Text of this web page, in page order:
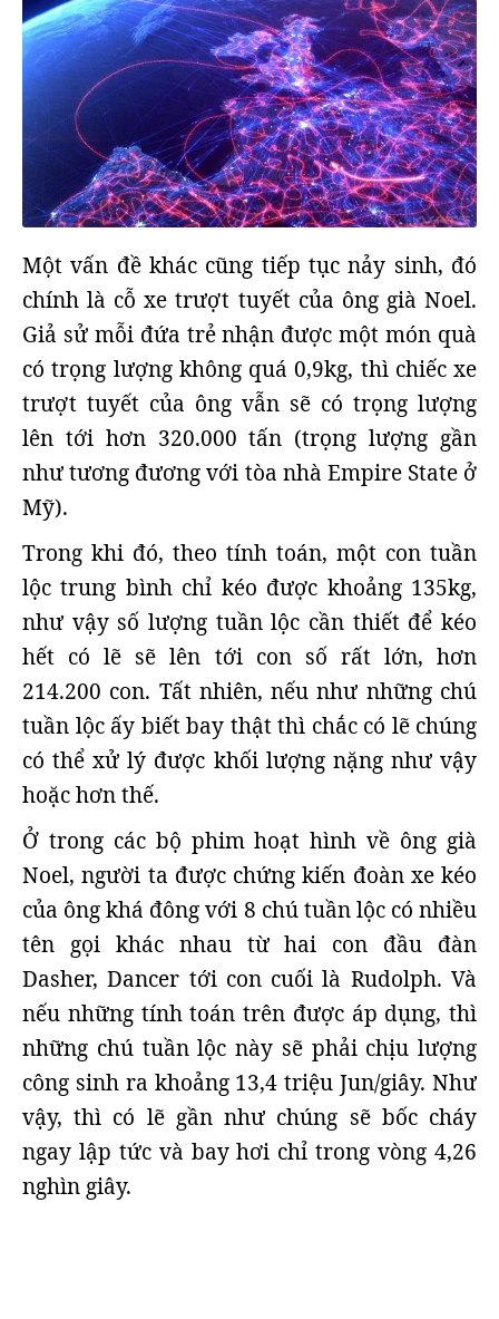
Một vấn đề khác cũng tiếp tục nảy sinh, đó
chính là cỗ xe trượt tuyết của ông già Noel.
Giả sử mỗi đứa trẻ nhận được một món quà
có trọng lượng không quá 0,9kg, thì chiếc xe
trượt tuyết của ông vẫn sẽ có trọng lượng
lên tới hơn 320.000 tấn (trọng lượng gần
như tương đương với tòa nhà Empire State ở
Mỹ).
Trong khi đó, theo tính toán, một con tuần
lộc trung bình chỉ kéo được khoảng 135kg,
như vậy số lượng tuần lộc cần thiết để kéo
hết có lẽ sẽ lên tới con số rất lớn, hơn
214.200 con. Tất nhiên, nếu như những chú
tuần lộc ấy biết bay thật thì chắc có lẽ chúng
có thể xử lý được khối lượng nặng như vậy
hoặc hơn thế.
Ở trong các bộ phim hoạt hình về ông già
Noel, người ta được chứng kiến đoàn xe kéo
của ông khá đông với 8 chú tuần lộc có nhiều
tên gọi khác nhau từ hai con đầu đàn
Dasher, Dancer tới con cuối là Rudolph. Và
nếu những tính toán trên được áp dụng, thì
những chú tuần lộc này sẽ phải chịu lượng
công sinh ra khoảng 13,4 triệu Jun/giây. Như
vậy, thì có lẽ gần như chúng sẽ bốc cháy
ngay lập tức và bay hơi chỉ trong vòng 4,26
nghìn giây.